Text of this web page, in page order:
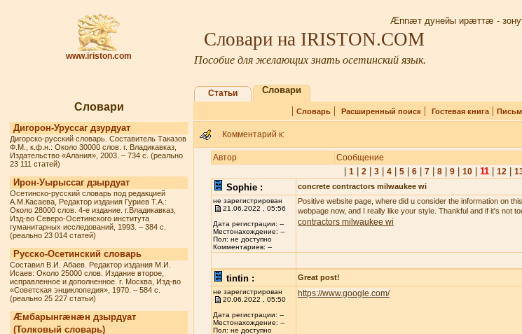
www.iriston.com
Æппæт дунейы ирæттæ -
Словари на IRISTON.COM
Пособие для желающих знать осетинский язык.
Словари
Дигорон-Уруссаг дзурдуат
Дигорско-русский словарь. Составитель Таказов
Ф.М., к.ф.н.: Около 30000 слов. г. Владикавказ,
Издательство «Алания», 2003. – 734 с. (реально
23 111 статей)
Ирон-Уырыссаг дзырдуат
Осетинско-русский словарь под редакцией
А.М.Касаева, Редактор издания Гуриев Т.А.:
Около 28000 слов. 4-е издание. г.Владикавказ,
Изд-во Северо-Осетинского института
гуманитарных исследований, 1993. – 384 с.
(реально 23 014 статей)
Русско-Осетинский словарь
Составил В.И. Абаев. Редактор издания М.И.
Исаев: Около 25000 слов. Издание второе,
исправленное и дополненное. г. Москва, Изд-во
«Советская энциклопедия», 1970. – 584 с.
(реально 25 227 статьи)
Æмбарынгæнæн дзырдуат
(Толковый словарь)
Статьи Словари
| Словарь| Расширенный поиск| Гостевая книга|
Комментарий к:
Автор Сообщение
1| 2| 3| 4| 5| 6| 7| 8| 9| 10| 11| 12|
Sophie :
concrete contractors milwaukee wi
не зарегистрирован
21.06.2022 , 05:56
Дата регистрации: --
Местонахождение: --
Пол: не доступно
Комментариев: --
Positive website page, where did u consider the information on
webpage now, and I really like your style. Thankful and if it's not
contractors milwaukee wi
tintin : Great post!
не зарегистрирован
20.06.2022 , 05:50
Дата регистрации: --
Местонахождение: --
Пол: не доступно
https://www.google.com/